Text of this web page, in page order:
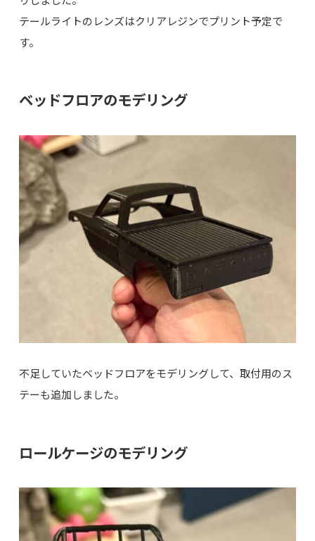
テールライトのレンズはクリアレジンでプリント予定で
す。
ベッドフロアのモデリング
不足していたベッドフロアをモデリングして、取付用のス
テーも追加しました。
ロールケージのモデリング